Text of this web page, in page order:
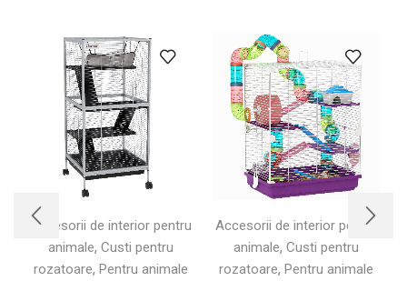
Accesorii de interior pentru
animale, Custi pentru
rozatoare, Pentru animale
Accesorii de interior pentru
animale, Custi pentru
rozatoare, Pentru animale